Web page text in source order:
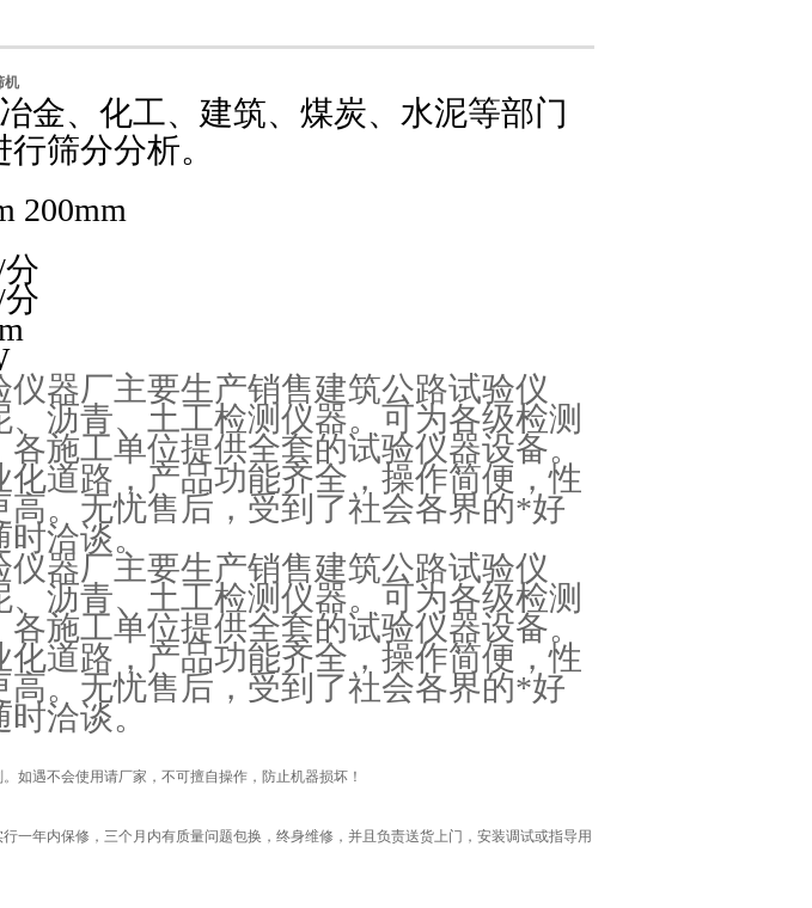
机
金、化工、建筑、煤炭、水泥等部门
筛分分析。
200mm
器厂主要生产销售建筑公路试验仪
沥青、土工检测仪器。可为各级检测
施工单位提供全套的试验仪器设备。
道路，产品功能齐全，操作简便，性
高。无忧售后，受到了社会各界的*好
洽谈。
器厂主要生产销售建筑公路试验仪
沥青、土工检测仪器。可为各级检测
施工单位提供全套的试验仪器设备。
道路，产品功能齐全，操作简便，性
高。无忧售后，受到了社会各界的*好
洽谈。
如遇不会使用请厂家，不可擅自操作，防止机器损坏！
一年内保修，三个月内有质量问题包换，终身维修，并且负责送货上门，安装调试或指导用